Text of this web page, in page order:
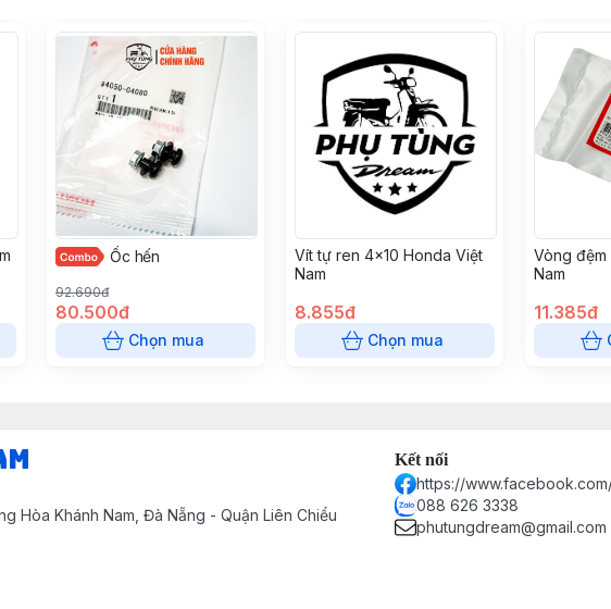
Ốc hến
92.690đ
80.500đ
Chọn mua
Vít tự ren 4x10 Honda Việt
Nam
8.855đ
Chọn mua
Vòng
Nam
11.385đ
Hòa Khánh Nam, Đà Nẵng - Quận Liên Chiểu
Kết nối
https://
088 626 3338
phutungdream@gmail.com